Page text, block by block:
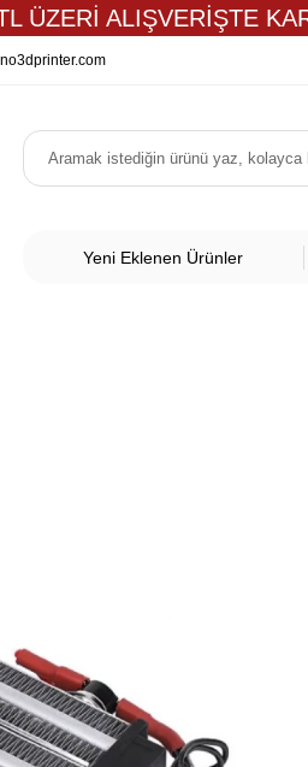
ÜZERİ ALIŞVERİŞTE
Yeni Eklenen Ürünler